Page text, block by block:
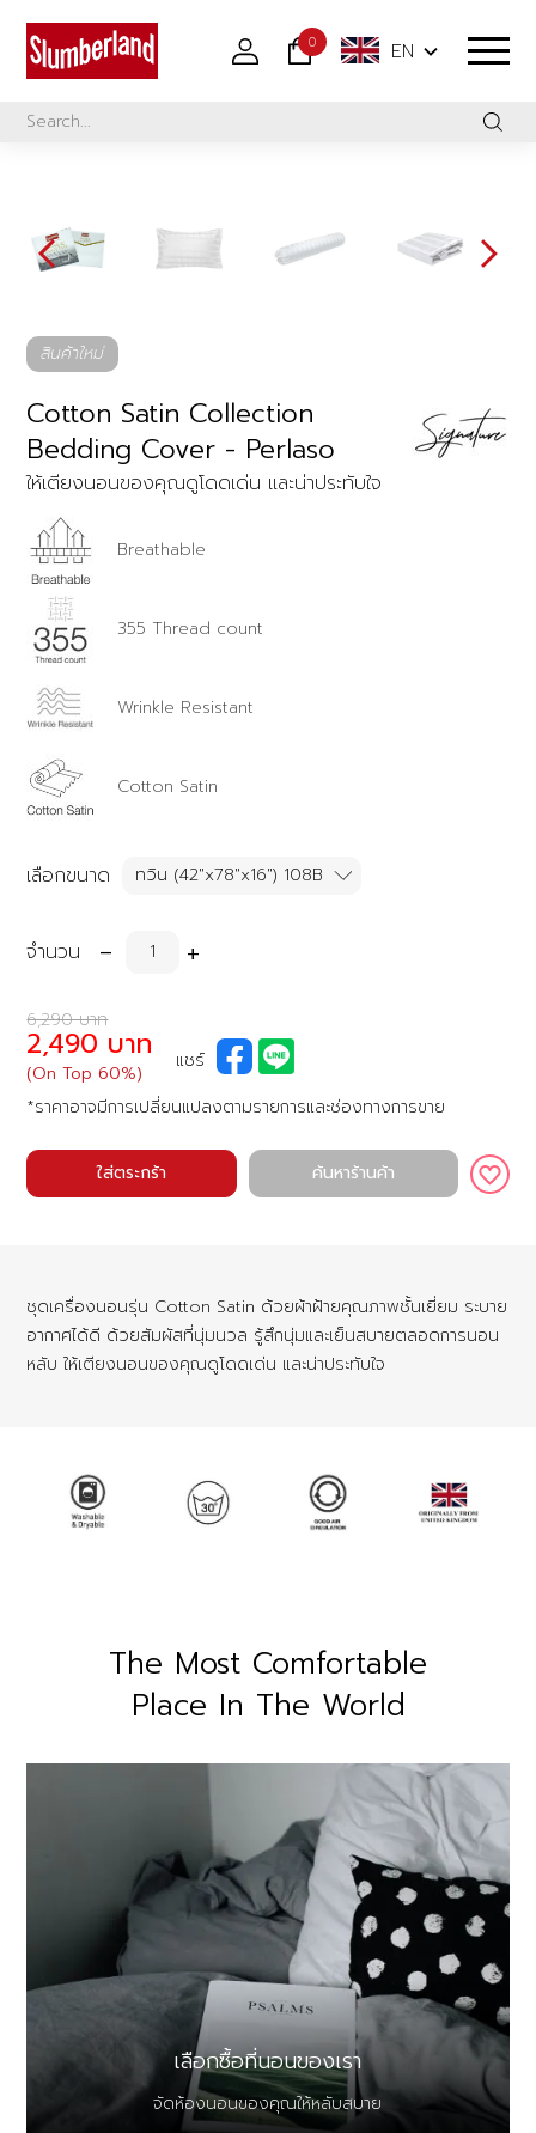
0 EN
สินค้าใหม่
Cotton Satin Collection
Bedding Cover - Perlaso
ให้เตียงนอนของคุณดูโดดเด่น และน่าประทับใจ
Breathable
355 Thread count
Wrinkle Resistant
Cotton Satin
เลือกขนาด
จำนวน - +
6,290 บาท
2,490 บาท
(On Top 60%)
แชร์
*ราคาอาจมีการเปลี่ยนแปลงตามรายการและช่องทางการขาย
ใส่ตระกร้า ค้นหาร้านค้า
ชุดเครื่องนอนรุ่น Cotton Satin ด้วยผ้าฝ้ายคุณภาพชั้นเยี่ยม ระบาย
อากาศได้ดี ด้วยสัมผัสที่นุ่มนวล รู้สึกนุ่มและเย็นสบายตลอดการนอน
หลับ ให้เตียงนอนของคุณดูโดดเด่น และน่าประทับใจ
The Most Comfortable
Place In The World
เลือกซื้อที่นอนของเรา
จัดห้องนอนของคุณให้หลับสบาย